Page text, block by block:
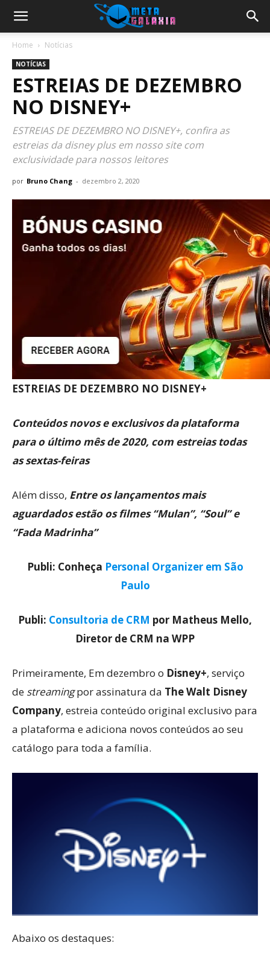
Home Notícias
NOTÍCIAS
ESTREIAS DE DEZEMBRO
NO DISNEY+
ESTREIAS DE DEZEMBRO NO DISNEY+, confira as
estreias da disney plus em nosso site com
exclusividade para nossos leitores
por Bruno Chang - dezembro 2, 2020
ESTREIAS DE DEZEMBRO NO DISNEY+
Conteúdos novos e exclusivos da plataforma
para o último mês de 2020, com estreias todas
as sextas-feiras
Além disso, Entre os lançamentos mais
aguardados estão os filmes “Mulan”, “Soul” e
“Fada Madrinha”
Publi: Conheça Personal Organizer em São
Paulo
Publi: Consultoria de CRM por Matheus Mello,
Diretor de CRM na WPP
Primeiramente, Em dezembro o Disney+, serviço
de streamingpor assinatura da The Walt Disney
Company, estreia conteúdo original exclusivo para
a plataforma e adiciona novos conteúdos ao seu
catálogo para toda a família.
Abaixo os destaques: